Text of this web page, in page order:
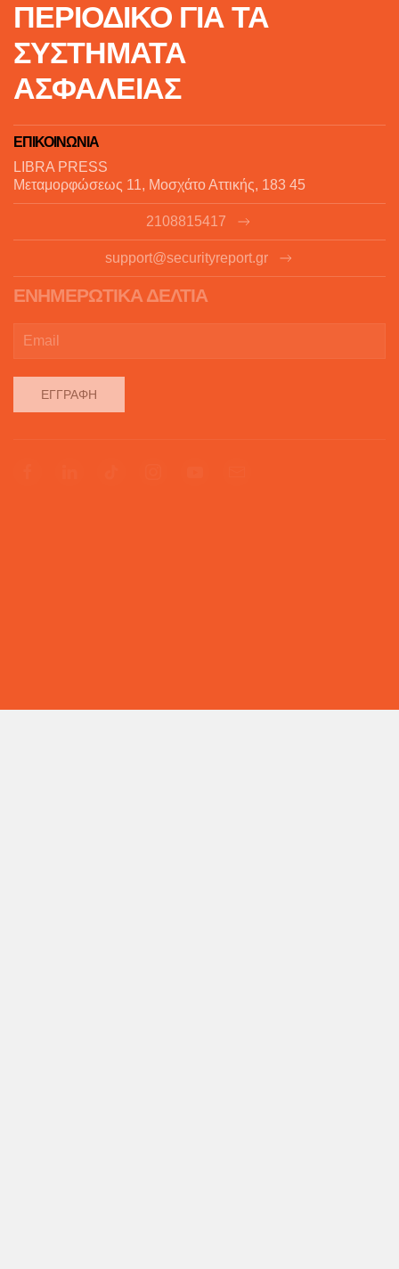
ΠΕΡΙΟΔΙΚΟ ΓΙΑ ΤΑ
ΣΥΣΤΗΜΑΤΑ
ΑΣΦΑΛΕΙΑΣ
ΕΠΙΚΟΙΝΩΝΙΑ
LIBRA PRESS
Μεταμορφώσεως 11, Μοσχάτο Αττικής, 183 45
2108815417
support@securityreport.gr
ΕΝΗΜΕΡΩΤΙΚΑ ΔΕΛΤΙΑ
ΕΓΓΡΑΦΉ